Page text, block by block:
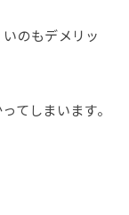
のもデメリッ
てしまいます。